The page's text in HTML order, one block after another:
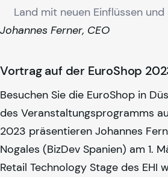
Land mit neuen Einflüssen
Johannes Ferner, CEO
Vortrag auf der EuroShop
Besuchen Sie die EuroShop in
des Veranstaltungsprogramms
2023 präsentieren Johannes
Nogales (BizDev Spanien) am 1.
Retail Technology Stage des EHI